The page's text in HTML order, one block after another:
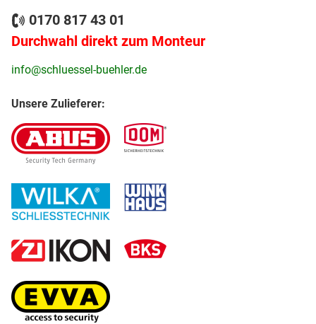
0170 817 43 01
Durchwahl direkt zum Monteur
info@schluessel-buehler.de
Unsere Zulieferer: